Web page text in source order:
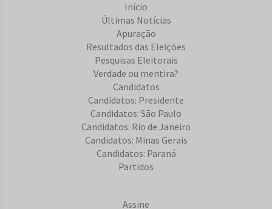
Início
Últimas Notícias
Apuração
Resultados das Eleições
Pesquisas Eleitorais
Verdade ou mentira?
Candidatos
Candidatos: Presidente
Candidatos: São Paulo
Candidatos: Rio de Janeiro
Candidatos: Minas Gerais
Candidatos: Paraná
Partidos
Assine